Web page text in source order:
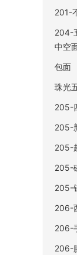
201-
204-
中空
包面
珠光
205-
205-
205-
205-
205-
206-
206-
206-